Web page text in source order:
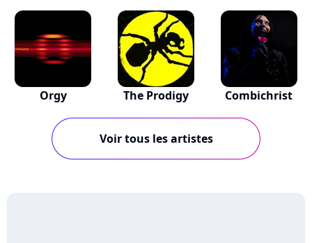
Orgy The Prodigy Combichrist
Voir tous les artistes